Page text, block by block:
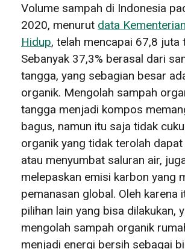
Volume sampah di Indonesia
2020, menurut data
Hidup, telah mencapai 67,8 juta
Sebanyak 37,3% berasal dari
tangga, yang sebagian besar
organik. Mengolah sampah
tangga menjadi kompos
bagus, namun itu saja tidak
organik yang tidak terolah
atau menyumbat saluran air,
melepaskan emisi karbon yang
pemanasan global. Oleh karena
pilihan lain yang bisa dilakukan,
mengolah sampah organik
menjadi energi bersih sebagai